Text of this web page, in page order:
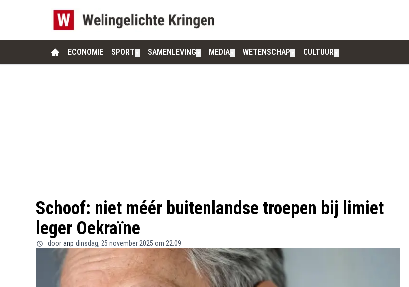
ECONOMIE SPORT SAMENLEVING MEDIA WETENSCHAP CULTUUR
Schoof: niet méér buitenlandse troepen bij limiet
leger Oekraïne
door anp dinsdag, 25 november 2025 om 22:09